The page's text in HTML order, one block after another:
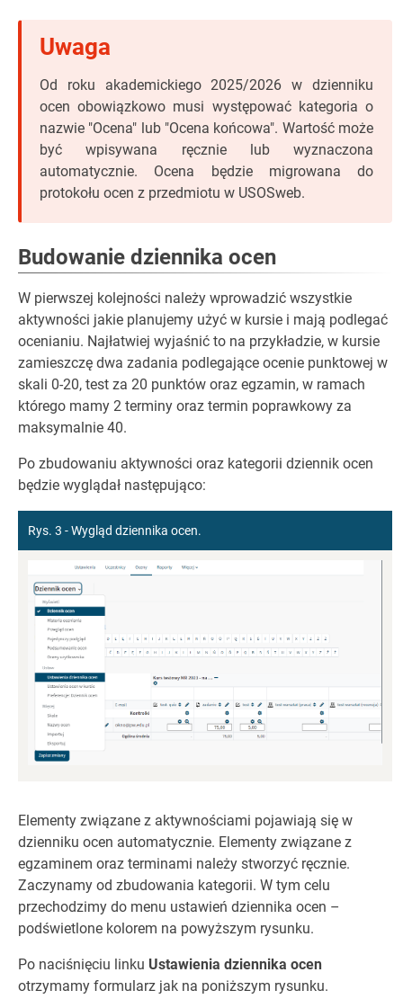
Od roku akademickiego 2025/2026 w dzienniku
ocen obowiązkowo musi występować kategoria o
nazwie "Ocena" lub "Ocena końcowa". Wartość może
być wpisywana ręcznie lub wyznaczona
automatycznie. Ocena będzie migrowana do
protokołu ocen z przedmiotu w USOSweb.
Budowanie dziennika ocen
W pierwszej kolejności należy wprowadzić wszystkie
aktywności jakie planujemy użyć w kursie i mają podlegać
ocenianiu. Najłatwiej wyjaśnić to na przykładzie, w kursie
zamieszczę dwa zadania podlegające ocenie punktowej w
skali 0-20, test za 20 punktów oraz egzamin, w ramach
którego mamy 2 terminy oraz termin poprawkowy za
maksymalnie 40.
Po zbudowaniu aktywności oraz kategorii dziennik ocen
będzie wyglądał następująco:
Rys. 3 - Wygląd dziennika ocen.
Elementy związane z aktywnościami pojawiają się w
dzienniku ocen automatycznie. Elementy związane z
egzaminem oraz terminami należy stworzyć ręcznie.
Zaczynamy od zbudowania kategorii. W tym celu
przechodzimy do menu ustawień dziennika ocen –
podświetlone kolorem na powyższym rysunku.
Po naciśnięciu linku Ustawienia dziennika ocen
otrzymamy formularz jak na poniższym rysunku.